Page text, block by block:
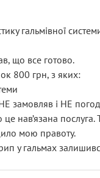
гальмівної
що все готово.
800 грн, з яких:
замовляв і НЕ
нав’язана
мою правоту.
у гальмах